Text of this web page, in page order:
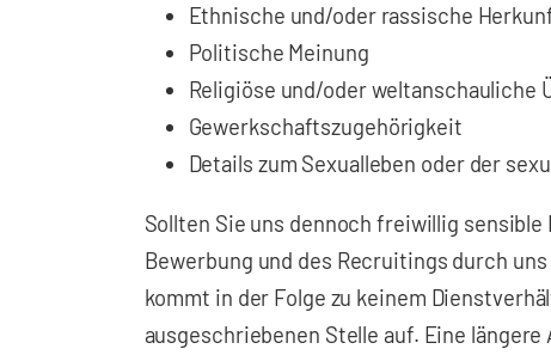
Ethnische und/oder rassische
Politische Meinung
Religiöse und/oder weltanschauliche
Gewerkschaftszugehörigkeit
Details zum Sexualleben oder der
Sollten Sie uns dennoch freiwillig
Bewerbung und des Recruitings durch
kommt in der Folge zu keinem
ausgeschriebenen Stelle auf. Eine